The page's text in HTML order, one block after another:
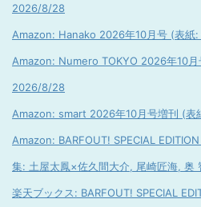
2026/8/28
Amazon: Hanako 2026年10月号 (表
Amazon: Numero TOKYO 2026年10
2026/8/28
Amazon: smart 2026年10月号増刊 (
Amazon: BARFOUT! SPECIAL
集: 土屋太鳳×佐久間大介, 尾崎匠海,
楽天ブックス: BARFOUT! SPECIAL